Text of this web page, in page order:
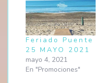
Feriado Puente
25 MAYO 2021
mayo 4, 2021
En "Promociones"